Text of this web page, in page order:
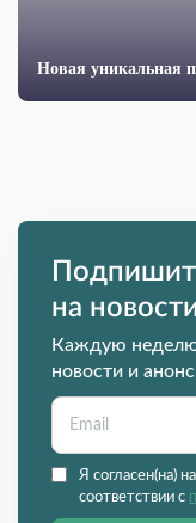
Новая уникальная
на
Каждую
новости и
Я согласен(на)
соответствии с